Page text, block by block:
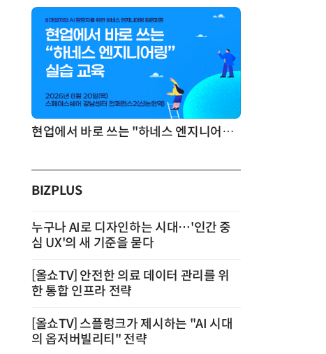
현업에서 바로 쓰는 "하네스 엔지니어링" 실습 교육
BIZPLUS
누구나 AI로 디자인하는 시대…'인간 중
심 UX'의 새 기준을 묻다
[올쇼TV] 안전한 의료 데이터 관리를 위
한 통합 인프라 전략
[올쇼TV] 스플렁크가 제시하는 "AI 시대
의 옵저버빌리티" 전략